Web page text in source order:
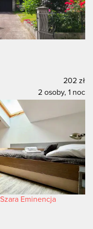
202 zł
2 osoby, 1 noc
Eminencja